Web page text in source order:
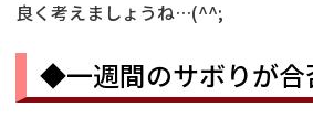
良く考えましょうね…(^^;
◆一週間のサボりが合